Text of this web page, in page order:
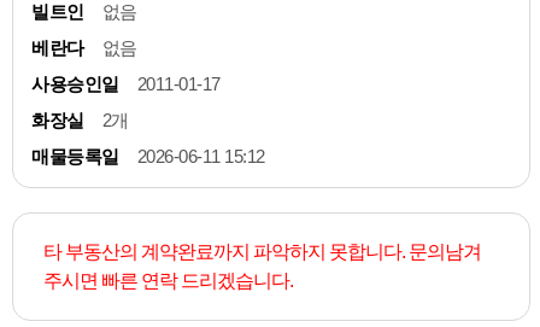
빌트인
없음
베란다
없음
사용승인일
2011-01-17
화장실
2개
매물등록일
2026-06-11 15:12
타 부동산의 계약완료까지 파악하지 못합니다. 문의남겨
주시면 빠른 연락 드리겠습니다.